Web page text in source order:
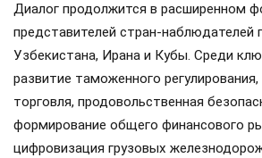
Диалог продолжится в расширенном
представителей стран-
Узбекистана, Ирана и Кубы. Среди
развитие таможенного
торговля, продовольственная
формирование общего финансового
цифровизация грузовых